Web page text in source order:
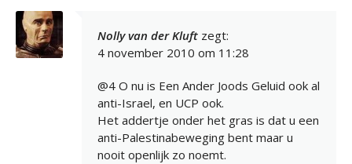
Nolly van der Kluft zegt:
4 november 2010 om 11:28
@4 O nu is Een Ander Joods Geluid ook al
anti-Israel, en UCP ook.
Het addertje onder het gras is dat u een
anti-Palestinabeweging bent maar u
nooit openlijk zo noemt.